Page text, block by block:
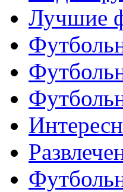
Лучшие